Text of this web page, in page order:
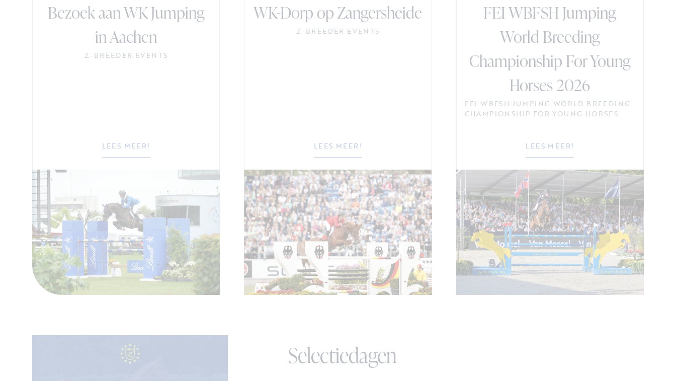
Bezoek aan WK Jumping
in Aachen
Z-BREEDER EVENTS
LEES MEER!
WK-Dorp op Zangersheide
Z-BREEDER EVENTS
LEES MEER!
FEI WBFSH Jumping
World Breeding
Championship For Young
Horses 2026
FEI WBFSH JUMPING WORLD BREEDING
CHAMPIONSHIP FOR YOUNG HORSES
LEES MEER!
Selectiedagen